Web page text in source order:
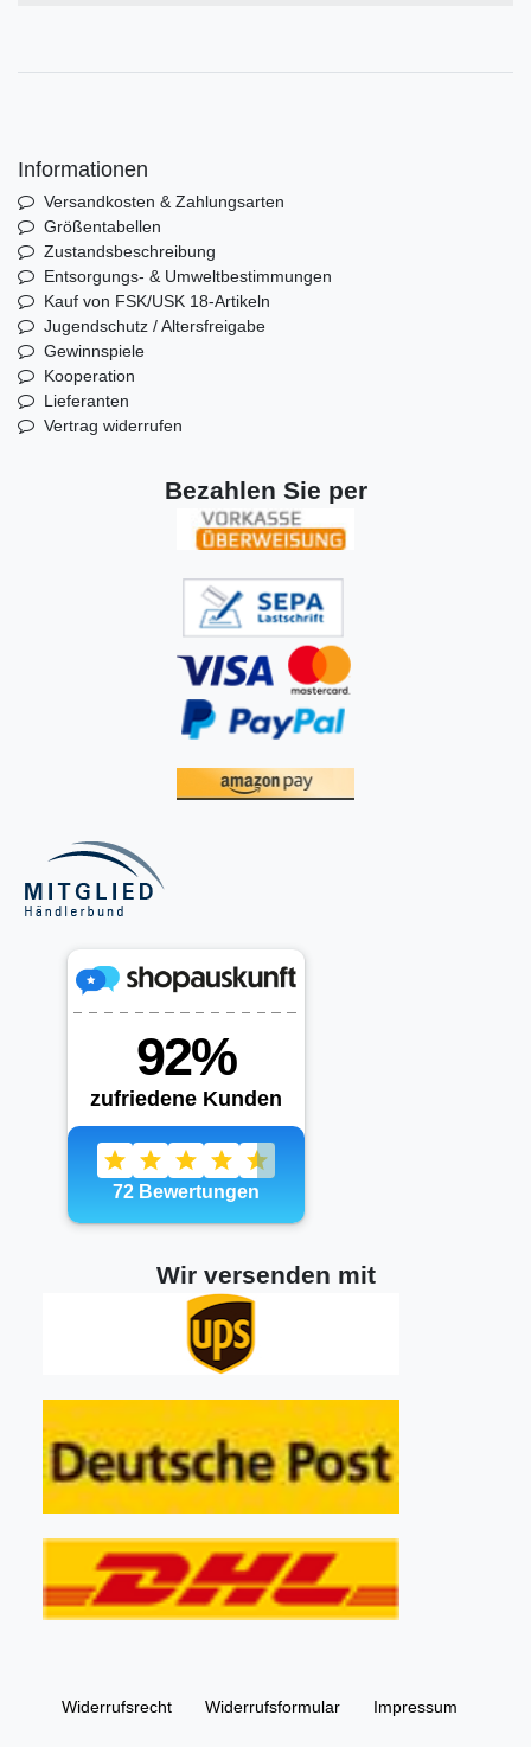
Informationen
Versandkosten & Zahlungsarten
Größentabellen
Zustandsbeschreibung
Entsorgungs- & Umweltbestimmungen
Kauf von FSK/USK 18-Artikeln
Jugendschutz / Altersfreigabe
Gewinnspiele
Kooperation
Lieferanten
Vertrag widerrufen
Bezahlen Sie per
Wir versenden mit
Widerrufs­recht Widerrufs­formular Impressum